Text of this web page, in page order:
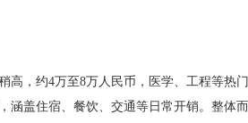
高，约4万至8万人民币，医学、工程等热门
涵盖住宿、餐饮、交通等日常开销。整体而